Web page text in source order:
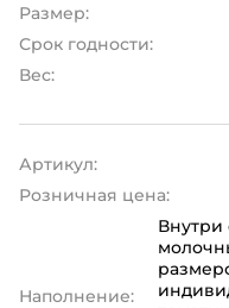
Размер:
Срок годности:
Вес:
Артикул:
Розничная цена:
Наполнение:
Внутри